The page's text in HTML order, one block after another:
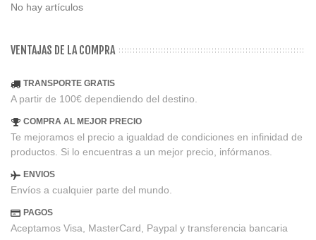
No hay artículos
VENTAJAS DE LA COMPRA
TRANSPORTE GRATIS
A partir de 100€ dependiendo del destino.
COMPRA AL MEJOR PRECIO
Te mejoramos el precio a igualdad de condiciones en infinidad de
productos. Si lo encuentras a un mejor precio, infórmanos.
ENVIOS
Envíos a cualquier parte del mundo.
PAGOS
Aceptamos Visa, MasterCard, Paypal y transferencia bancaria